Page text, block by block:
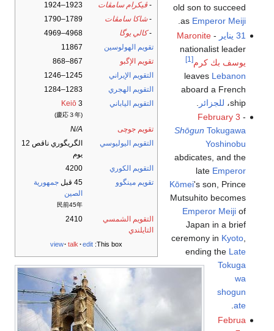
- ڤيكرام سامڤات
1923–1924
-شاكا سامڤات
1789–1790
-كالي يوگا
4968–4969
تقويم الهولوسين
11867
تقويم الإگبو
867–868
التقويم الإيراني
1245–1246
التقويم الهجري
1283–1284
التقويم الياباني
Keiō 3
(慶応３年)
تقويم جوچى
N/A
التقويم اليوليوسي
الگريگوري ناقص 12
يوم
التقويم الكوري
4200
تقويم مينگوو
45 قبل
جمهورية
الصين
民前45年
التقويم الشمسي
التايلندي
2410
This box:
view talk edit
old son to succeed
as Emperor Meiji
.
31 يناير
-
Maronite
nationalist leader
يوسف بك كرم[1]
leaves Lebanon
aboard a French
ship،
للجزائر
February 3 -
Shōgun Tokugawa
Yoshinobu
abdicates, and the
late Emperor
Kōmei's son, Prince
Mutsuhito becomes
Emperor Meijiof
Japan in a brief
ceremony in Kyoto,
ending the Late
Tokuga
wa
shogun
ate
Februa